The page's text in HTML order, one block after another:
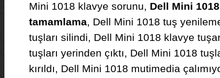
Mini 1018 klavye sorunu, Dell Mini
tamamlama, Dell Mini 1018 tuş
tuşları silindi, Dell Mini 1018 klavye
tuşları yerinden çıktı, Dell Mini 1018
kırıldı, Dell Mini 1018 mutimedia